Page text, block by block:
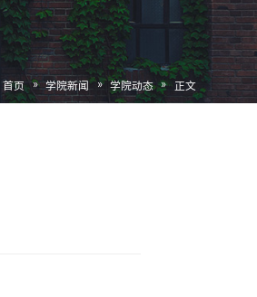
首页 » 学院新闻 » 学院动态 » 正文